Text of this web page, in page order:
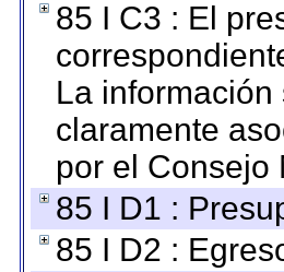
85 I C3 : El
La
claramente
por el Consejo
85 I D1 :
85 I D2 :